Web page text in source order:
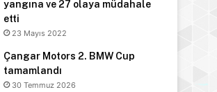
yangına ve 27 olaya müdahale
etti
23 Mayıs 2022
Çangar Motors 2. BMW Cup
tamamlandı
30 Temmuz 2026